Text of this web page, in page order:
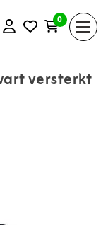
0
versterkt